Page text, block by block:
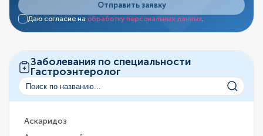
Отправить заявку
Даю согласие на обработку персональных данных.
Заболевания по специальности
Гастроэнтеролог
Аскаридоз